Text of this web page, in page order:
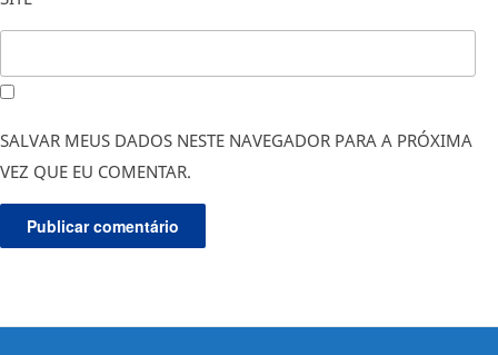
SALVAR MEUS DADOS NESTE NAVEGADOR PARA A PRÓXIMA
VEZ QUE EU COMENTAR.